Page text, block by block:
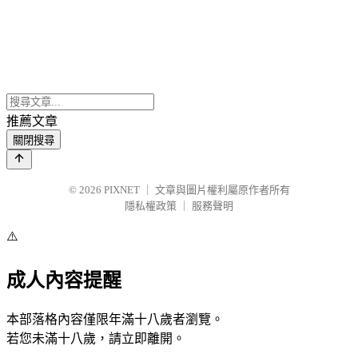
推薦文章
關閉搜尋
© 2026 PIXNET
文章與圖片權利屬原作者所有
隱私權政策
服務聲明
⚠️
成人內容提醒
本部落格內容僅限年滿十八歲者瀏覽。
若您未滿十八歲，請立即離開。